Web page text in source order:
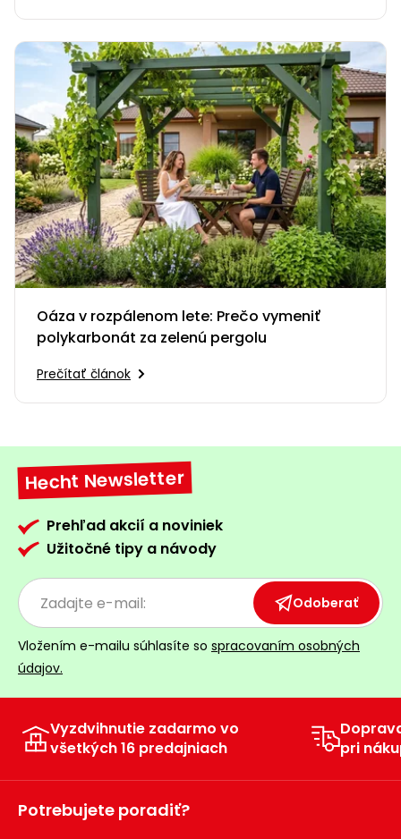
Oáza v rozpálenom lete: Prečo vymeniť
polykarbonát za zelenú pergolu
Prečítať článok
Hecht Newsletter
Prehľad akcií a noviniek
Užitočné tipy a návody
Odoberať
Vložením e-mailu súhlasíte so spracovaním osobných
údajov.
Vyzdvihnutie zadarmo vo
všetkých 16 predajniach
pri
Potrebujete poradiť?